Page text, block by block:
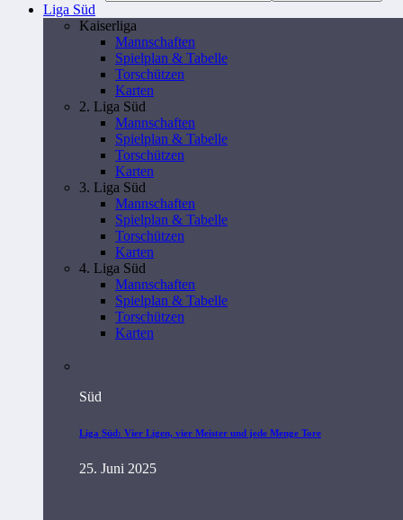
Liga Süd
Kaiserliga
Mannschaften
Spielplan & Tabelle
Torschützen
Karten
2. Liga Süd
Mannschaften
Spielplan & Tabelle
Torschützen
Karten
3. Liga Süd
Mannschaften
Spielplan & Tabelle
Torschützen
Karten
4. Liga Süd
Mannschaften
Spielplan & Tabelle
Torschützen
Karten
Süd
Liga Süd: Vier Ligen, vier Meister und jede Menge Tore
25. Juni 2025